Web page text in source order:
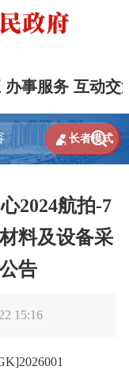
办事服务 互动交

 长者模式
2024航拍-7
料及设备采
告
15:16